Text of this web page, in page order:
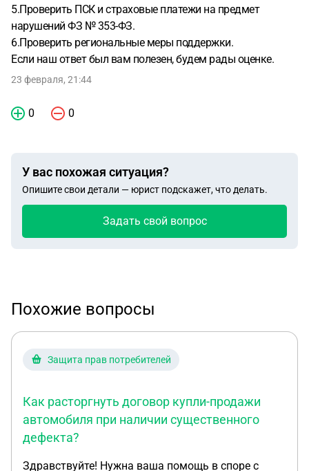
5.Проверить ПСК и страховые платежи на предмет
нарушений ФЗ № 353-ФЗ.
6.Проверить региональные меры поддержки.
Если наш ответ был вам полезен, будем рады оценке.
23 февраля, 21:44
0 0
У вас похожая ситуация?
Опишите свои детали — юрист подскажет, что делать.
Задать свой вопрос
Похожие вопросы
Защита прав потребителей
Как расторгнуть договор купли-продажи
автомобиля при наличии существенного
дефекта?
Здравствуйте! Нужна ваша помощь в споре с